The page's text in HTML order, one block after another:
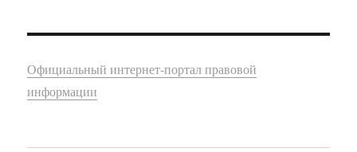
Официальный интернет-портал правовой
информации